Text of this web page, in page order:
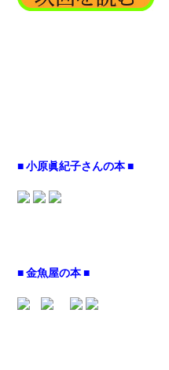
■ 小原眞紀子さんの本 ■
■ 金魚屋の本 ■